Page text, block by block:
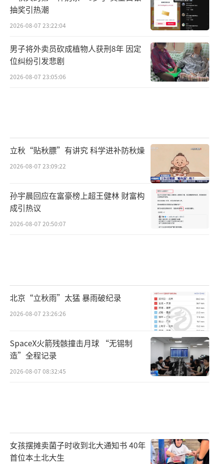
抽奖引热潮
2026-08-07 23:22:04
男子将外卖员砍成植物人获刑8年 因定
位纠纷引发悲剧
2026-08-07 23:05:06
立秋“贴秋膘”有讲究 科学进补防秋燥
2026-08-07 23:09:22
孙宇晨回应在富豪榜上超王健林 财富构
成引热议
2026-08-07 20:50:07
北京“立秋雨”太猛 暴雨破纪录
2026-08-07 23:26:26
SpaceX火箭残骸撞击月球 “无锡制
造”全程记录
2026-08-07 08:32:45
女孩摆摊卖菌子时收到北大通知书 40年
首位本土北大生